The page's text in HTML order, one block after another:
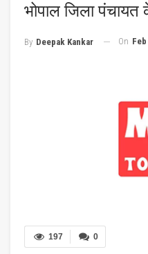
भोपाल जिला
By Deepak Kankar On
0
197